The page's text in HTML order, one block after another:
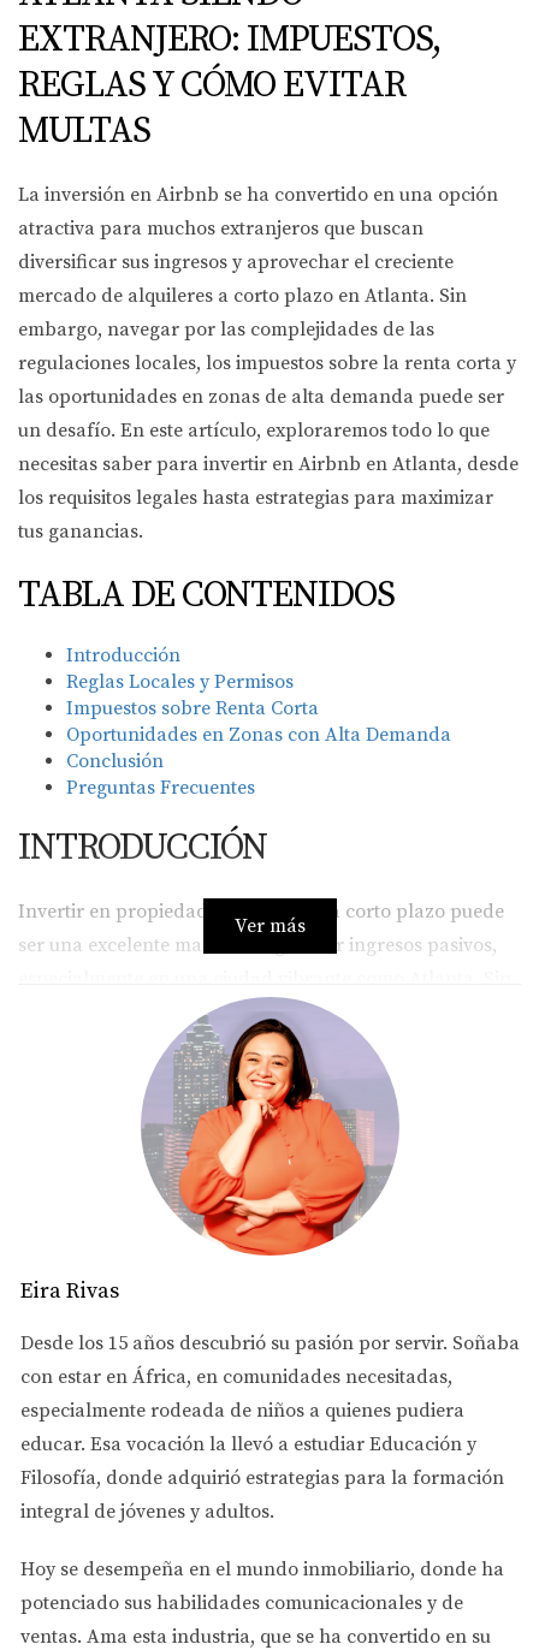
EXTRANJERO: IMPUESTOS,
REGLAS Y CÓMO EVITAR
MULTAS
La inversión en Airbnb se ha convertido en una opción
atractiva para muchos extranjeros que buscan
diversificar sus ingresos y aprovechar el creciente
mercado de alquileres a corto plazo en Atlanta. Sin
embargo, navegar por las complejidades de las
regulaciones locales, los impuestos sobre la renta corta y
las oportunidades en zonas de alta demanda puede ser
un desafío. En este artículo, exploraremos todo lo que
necesitas saber para invertir en Airbnb en Atlanta, desde
los requisitos legales hasta estrategias para maximizar
tus ganancias.
TABLA DE CONTENIDOS
Introducción
Reglas Locales y Permisos
Impuestos sobre Renta Corta
Oportunidades en Zonas con Alta Demanda
Conclusión
Preguntas Frecuentes
INTRODUCCIÓN
Invertir en propiedades de alquiler a corto plazo puede
ser una excelente manera de generar ingresos pasivos,
embargo, como extranjero, es crucial entender las reglas
y regulaciones que rigen este tipo de inversión. Desde
permisos hasta impuestos, cada detalle cuenta para
asegurar que tu experiencia sea exitosa y sin
contratiempos. Además, contar con un agente
inmobiliario en Georgia como Eira Rivas puede hacer
toda la diferencia; ella no solo te guiará a través del
proceso, sino que también te ayudará a identificar
oportunidades clave que quizás no conocías.
¡Contáctame por WhatsApp!
REGLAS LOCALES Y PERMISOS
Antes de lanzarte al mundo de Airbnb, es fundamental
familiarizarte con las reglas locales que rigen el alquiler
a corto plazo en Atlanta. La ciudad tiene regulaciones
específicas que debes cumplir para operar legalmente.
Aquí hay algunos puntos clave:
Ver más
Eira Rivas
Desde los 15 años descubrió su pasión por servir. Soñaba
con estar en África, en comunidades necesitadas,
especialmente rodeada de niños a quienes pudiera
educar. Esa vocación la llevó a estudiar Educación y
Filosofía, donde adquirió estrategias para la formación
integral de jóvenes y adultos.
Hoy se desempeña en el mundo inmobiliario, donde ha
potenciado sus habilidades comunicacionales y de
ventas. Ama esta industria, que se ha convertido en su